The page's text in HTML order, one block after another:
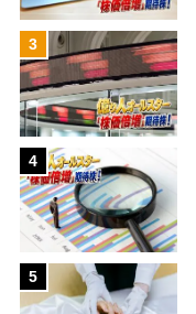
3
4
5